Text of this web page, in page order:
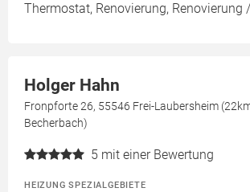
Thermostat, Renovierung, Renovierung
Holger Hahn
Fronpforte 26, 55546 Frei-Laubersheim
Becherbach)
5 mit einer Bewertung
HEIZUNG SPEZIALGEBIETE